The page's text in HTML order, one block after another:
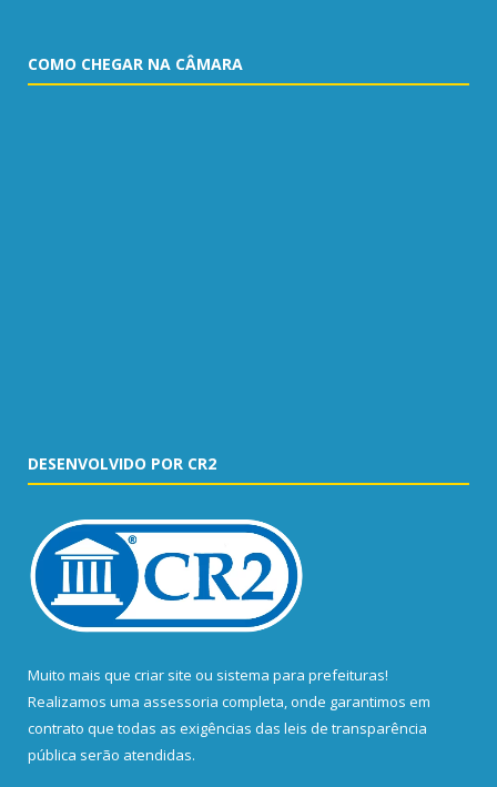
COMO CHEGAR NA CÂMARA
DESENVOLVIDO POR CR2
Muito mais que criar site ou sistema para prefeituras!
Realizamos uma assessoria completa, onde garantimos em
contrato que todas as exigências das leis de transparência
pública serão atendidas.